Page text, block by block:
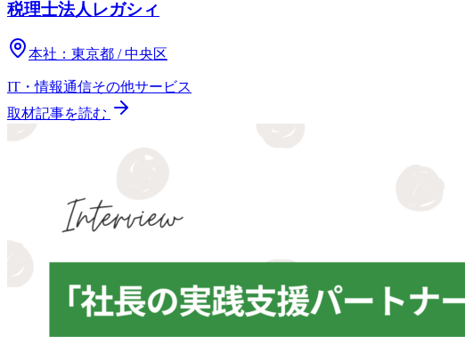
税理士法人レガシィ
本社： 東京都 / 中央区
IT・情報通信その他サービス
取材記事を読む